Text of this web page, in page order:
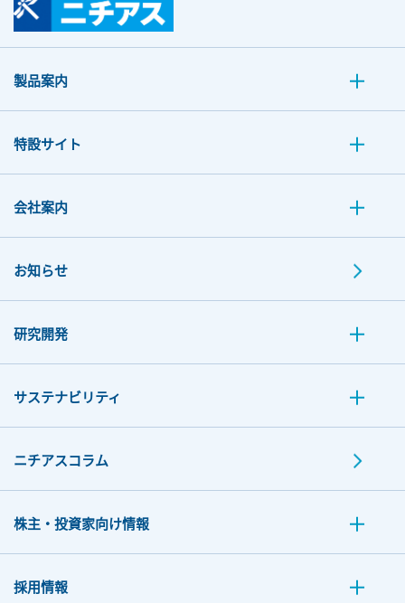
製品案内
特設サイト
会社案内
お知らせ
研究開発
サステナビリティ
ニチアスコラム
株主・投資家向け情報
採用情報